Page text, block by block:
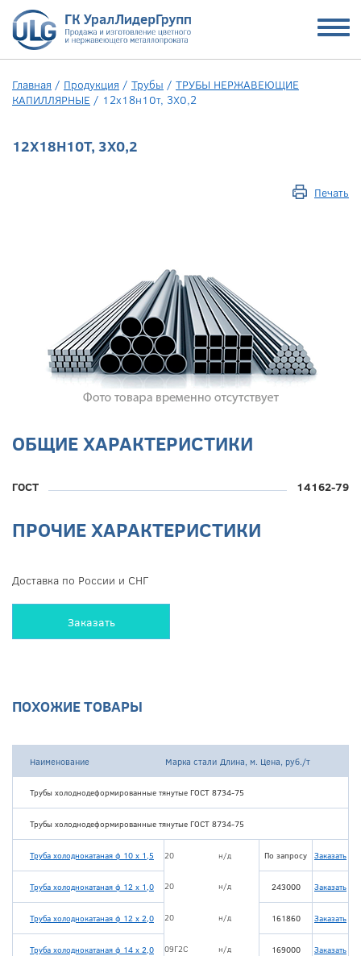
Главная / Продукция / Трубы / ТРУБЫ НЕРЖАВЕЮЩИЕ
КАПИЛЛЯРНЫЕ / 12х18н10т, 3Х0,2
12Х18Н10Т, 3Х0,2
Печать
ОБЩИЕ ХАРАКТЕРИСТИКИ
ГОСТ 14162-79
ПРОЧИЕ ХАРАКТЕРИСТИКИ
Доставка по России и СНГ
Заказать
ПОХОЖИЕ ТОВАРЫ
Наименование Марка стали Длина, м. Цена, руб./т
Трубы холоднодеформированные тянутые ГОСТ 8734-75
Трубы холоднодеформированные тянутые ГОСТ 8734-75
Труба холоднокатаная ф 10 х 1,5 20 н/д По запросу Заказать
Труба холоднокатаная ф 12 х 1,0 20 н/д 243000 Заказать
Труба холоднокатаная ф 12 х 2,0 20 н/д 161860 Заказать
Труба холоднокатаная ф 14 х 2,0 09Г2С н/д 169000 Заказать